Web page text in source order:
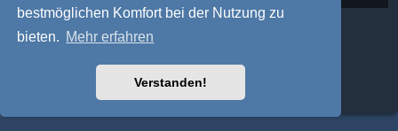
bestmöglichen Komfort bei der Nutzung zu
bieten. Mehr erfahren
Verstanden!
Deutsche Übersetzung durch
phpBB Two Factor Authentication ©
Datenschutz|Nutzungsbedingungen